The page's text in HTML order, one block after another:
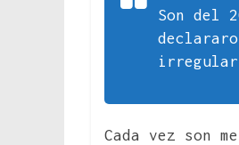
Son del
Cada vez son